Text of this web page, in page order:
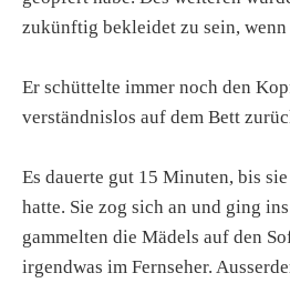
zukünftig bekleidet zu sein,
Er schüttelte immer noch den
verständnislos auf dem Bett
Es dauerte gut 15 Minuten, bis
hatte. Sie zog sich an und ging
gammelten die Mädels auf den
irgendwas im Fernseher.